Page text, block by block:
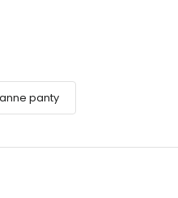
panty